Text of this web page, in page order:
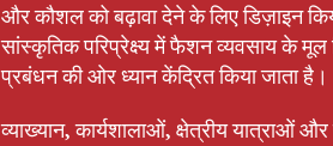
और कौशल को बढ़ावा देने के लिए डिज़ाइन
सांस्कृतिक परिप्रेक्ष्य में फैशन व्यवसाय के मूल
प्रबंधन की ओर ध्यान केंद्रित किया जाता है।
व्याख्यान, कार्यशालाओं, क्षेत्रीय यात्राओं